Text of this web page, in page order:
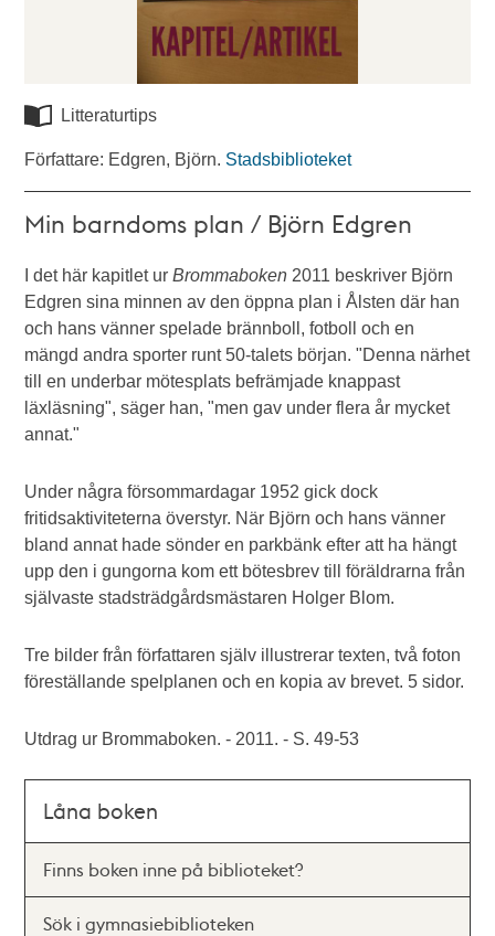
Litteraturtips
Författare: Edgren, Björn. Stadsbiblioteket
Min barndoms plan / Björn Edgren
I det här kapitlet urBrommaboken 2011 beskriver Björn
Edgren sina minnen av den öppna plan i Ålsten där han
och hans vänner spelade brännboll, fotboll och en
mängd andra sporter runt 50-talets början. "Denna närhet
till en underbar mötesplats befrämjade knappast
läxläsning", säger han, "men gav under flera år mycket
annat."
Under några försommardagar 1952 gick dock
fritidsaktiviteterna överstyr. När Björn och hans vänner
bland annat hade sönder en parkbänk efter att ha hängt
upp den i gungorna kom ett bötesbrev till föräldrarna från
självaste stadsträdgårdsmästaren Holger Blom.
Tre bilder från författaren själv illustrerar texten, två foton
föreställande spelplanen och en kopia av brevet. 5 sidor.
Utdrag ur Brommaboken. - 2011. - S. 49-53
Låna boken
Finns boken inne på biblioteket?
Sök i gymnasiebiblioteken